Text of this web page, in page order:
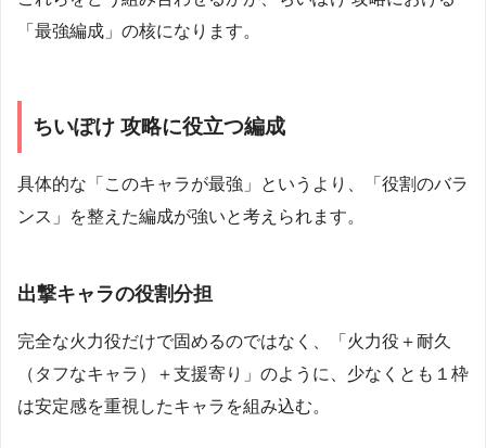
「最強編成」の核になります。
ちいぽけ 攻略に役立つ編成
具体的な「このキャラが最強」というより、「役割のバラ
ンス」を整えた編成が強いと考えられます。
出撃キャラの役割分担
完全な火力役だけで固めるのではなく、「火力役＋耐久
（タフなキャラ）＋支援寄り」のように、少なくとも１枠
は安定感を重視したキャラを組み込む。